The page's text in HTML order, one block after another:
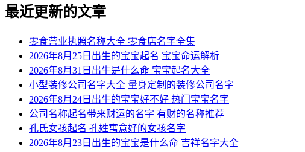
最近更新的文章
零食营业执照名称大全 零食店名字全集
2026年8月25日出生的宝宝起名 宝宝命运解析
2026年8月31日出生是什么命 宝宝起名大全
小型装修公司名字大全 量身定制的装修公司名字
2026年8月24日出生的宝宝好不好 热门宝宝名字
公司名称起名带来财运的名字 有财的名称推荐
孔氏女孩起名 孔姓寓意好的女孩名字
2026年8月23日出生的宝宝是什么命 吉祥名字大全